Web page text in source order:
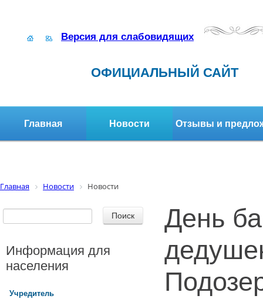
Версия для слабовидящих
ОФИЦИАЛЬНЫЙ САЙТ
Главная Новости Отзывы и
Главная Новости Новости
День
Информация для
населения
Учредитель